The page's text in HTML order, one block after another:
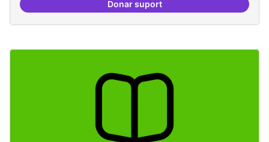
Donar suportEspai grades democràtiques